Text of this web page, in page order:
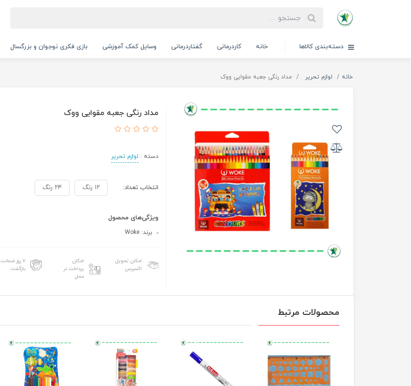
دسته‌بندی کالاها خانه کاردرمانی گفتاردرمانی وسایل کمک آموزشی بازی فکری نوجوان و بزرگسال
خانه لوازم تحریر مداد رنگی جعبه مقوایی ووک
مداد رنگی جعبه مقوایی ووک
دسته : لوازم تحریر
انتخاب تعداد: ۱۲ رنگ ۲۴ رنگ
ویژگی‌های محصول
برند: Woke
امکان تحویل
اکسپرس
امکان
پرداخت در
محل
۷ روز ضمانت
بازگشت
محصولات مرتبط